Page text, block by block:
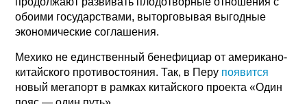
обоими государствами, выторговывая выгодные
экономические соглашения.
Мехико не единственный бенефициар от американо-
китайского противостояния. Так, в Перу появится
новый мегапорт в рамках китайского проекта «Один